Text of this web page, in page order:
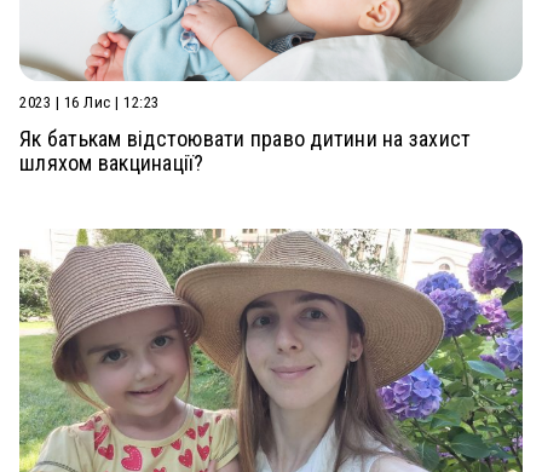
2023 | 16 Лис | 12:23
Як батькам відстоювати право дитини на захист
шляхом вакцинації?